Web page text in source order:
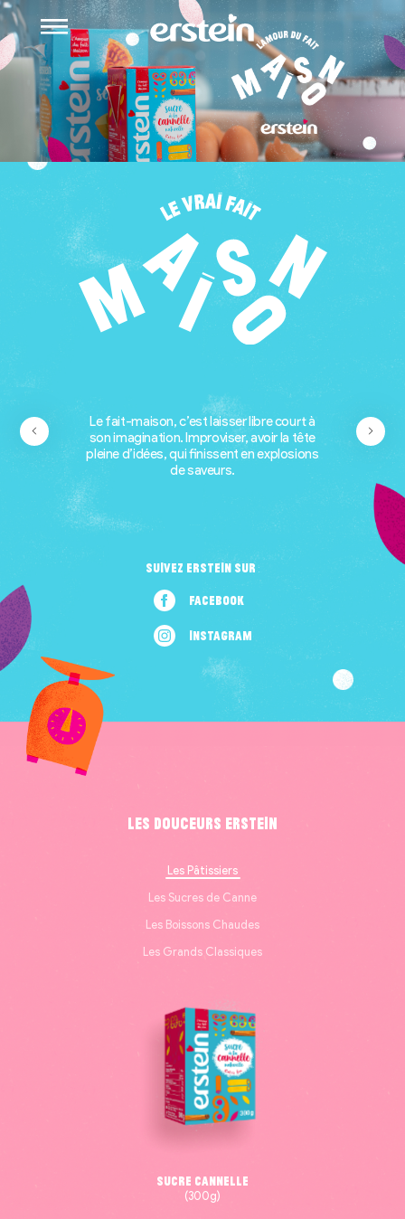
Le fait-maison, c’est laisser libre court à
son imagination. Improviser, avoir la tête
pleine d’idées, qui finissent en explosions
de saveurs.
Suivez erstein sur :
Facebook
Instagram
Les douceurs Erstein
Les Pâtissiers
Les Sucres de Canne
Les Boissons Chaudes
Les Grands Classiques
Sucre Cannelle
(300g)